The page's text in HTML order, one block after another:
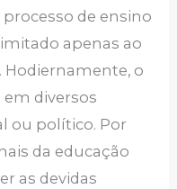
de ensino
apenas ao
Hodiernamente, o
diversos
ou político. Por
da educação
as devidas